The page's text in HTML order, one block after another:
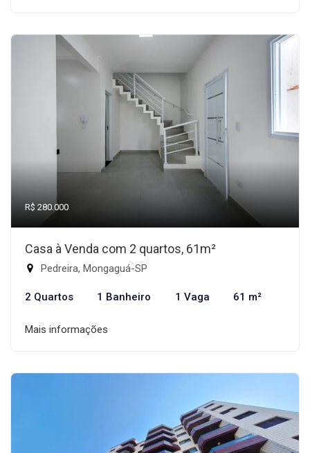
R$ 280.000
Casa à Venda com 2 quartos, 61m²
Pedreira, Mongaguá-SP
2 Quartos 1 Banheiro 1 Vaga 61 m²
Mais informações